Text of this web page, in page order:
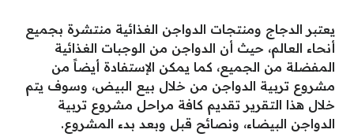
يعتبر الدجاج ومنتجات الدواجن الغذائية منتشرة بجميع
أنحاء العالم، حيث أن الدواجن من الوجبات الغذائية
المفضلة من الجميع، كما يمكن الإستفادة أيضاً من
مشروع تربية الدواجن من خلال بيع البيض، وسوف يتم
خلال هذا التقرير تقديم كافة مراحل مشروع تربية
الدواجن البيضاء، ونصائح قبل وبعد بدء المشروع.